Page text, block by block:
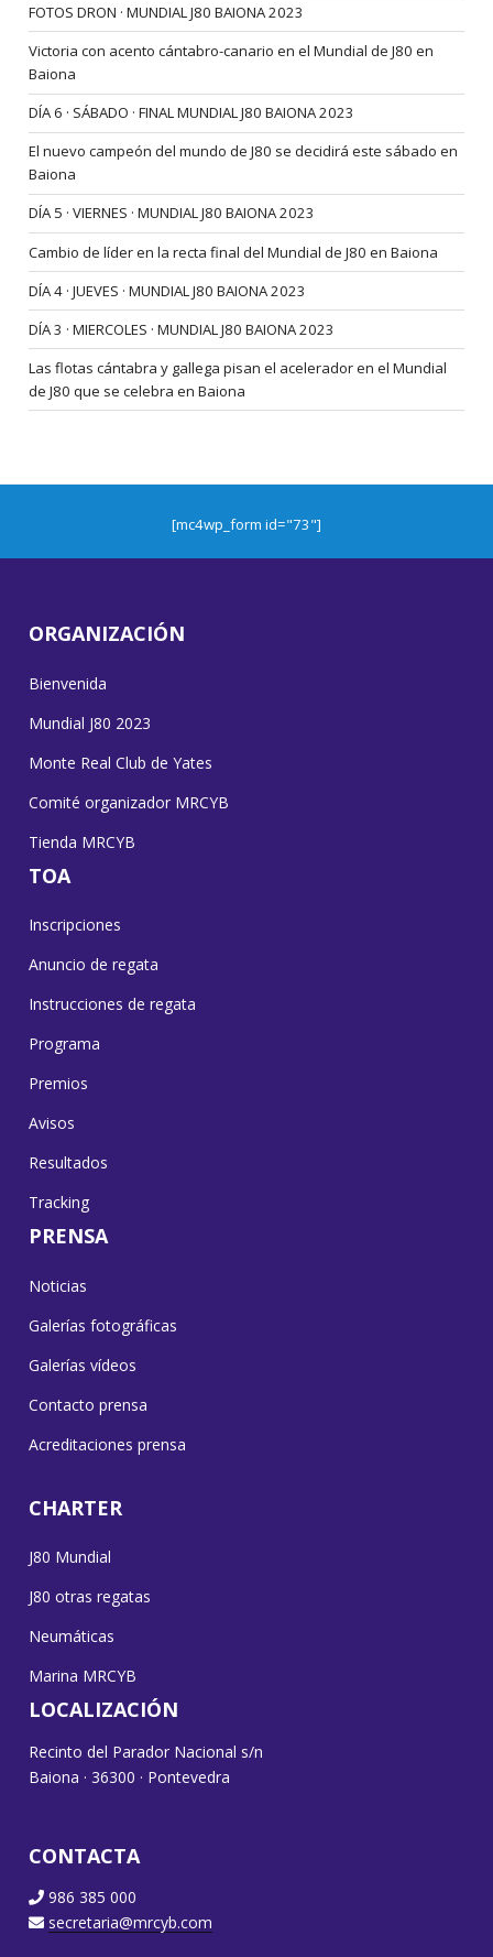
FOTOS DRON · MUNDIAL J80 BAIONA 2023
Victoria con acento cántabro-canario en el Mundial de J80 en
Baiona
DÍA 6 · SÁBADO · FINAL MUNDIAL J80 BAIONA 2023
El nuevo campeón del mundo de J80 se decidirá este sábado en
Baiona
DÍA 5 · VIERNES · MUNDIAL J80 BAIONA 2023
Cambio de líder en la recta final del Mundial de J80 en Baiona
DÍA 4 · JUEVES · MUNDIAL J80 BAIONA 2023
DÍA 3 · MIERCOLES · MUNDIAL J80 BAIONA 2023
Las flotas cántabra y gallega pisan el acelerador en el Mundial
de J80 que se celebra en Baiona
[mc4wp_form id="73"]
ORGANIZACIÓN
Bienvenida
Mundial J80 2023
Monte Real Club de Yates
Comité organizador MRCYB
Tienda MRCYB
TOA
Inscripciones
Anuncio de regata
Instrucciones de regata
Programa
Premios
Avisos
Resultados
Tracking
PRENSA
Noticias
Galerías fotográficas
Galerías vídeos
Contacto prensa
Acreditaciones prensa
CHARTER
J80 Mundial
J80 otras regatas
Neumáticas
Marina MRCYB
LOCALIZACIÓN
Recinto del Parador Nacional s/n
Baiona · 36300 · Pontevedra
CONTACTA
986 385 000
secretaria@mrcyb.com